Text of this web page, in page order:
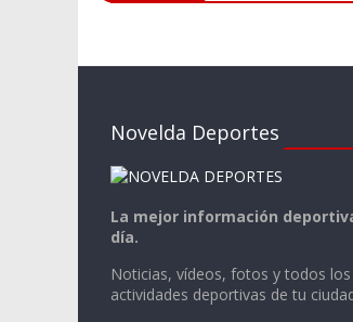
Novelda Deportes
La mejor información
día.
Noticias, vídeos, fotos y todos
actividades deportivas de tu